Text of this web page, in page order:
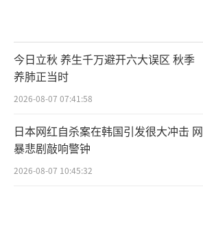
今日立秋 养生千万避开六大误区 秋季
养肺正当时
2026-08-07 07:41:58
日本网红自杀案在韩国引发很大冲击 网
暴悲剧敲响警钟
2026-08-07 10:45:32